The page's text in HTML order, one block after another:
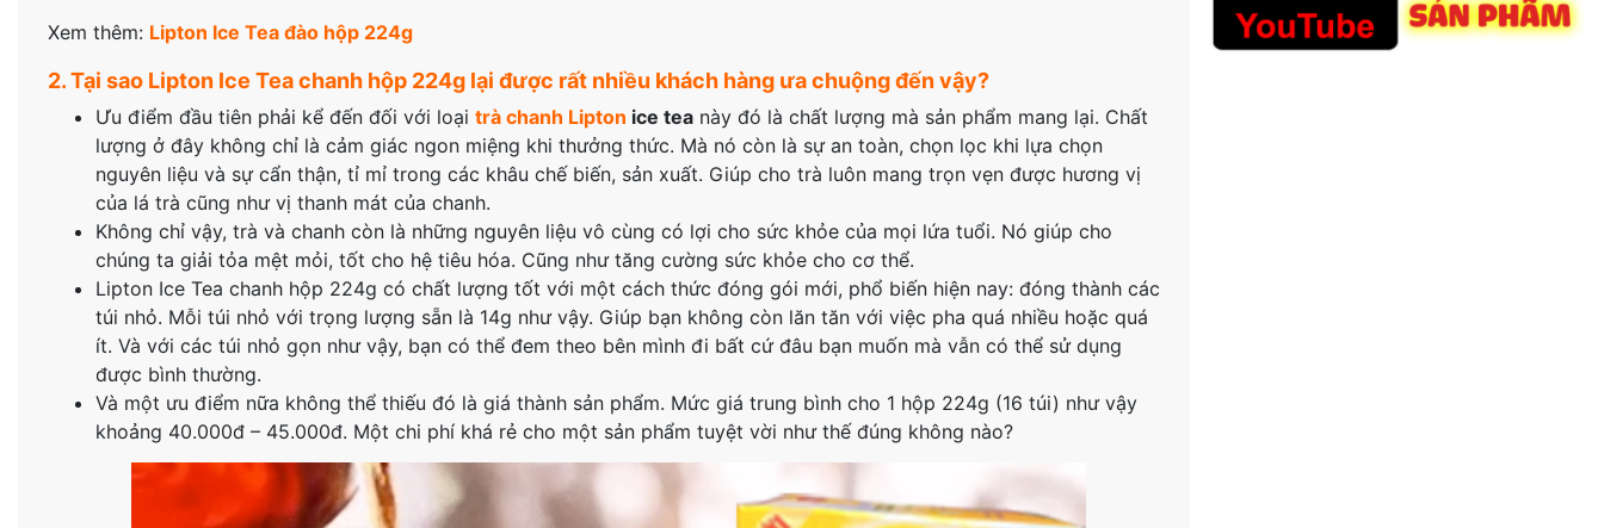
Xem thêm: Lipton Ice Tea đào hộp 224g
2. Tại sao Lipton Ice Tea chanh hộp 224g lại được rất nhiều khách hàng ưa chuộng đến vậy?
Ưu điểm đầu tiên phải kể đến đối với loại trà chanh Lipton ice teanày đó là chất lượng mà sản phẩm mang lại. Chất
lượng ở đây không chỉ là cảm giác ngon miệng khi thưởng thức. Mà nó còn là sự an toàn, chọn lọc khi lựa chọn
nguyên liệu và sự cẩn thận, tỉ mỉ trong các khâu chế biến, sản xuất. Giúp cho trà luôn mang trọn vẹn được hương vị
của lá trà cũng như vị thanh mát của chanh.
Không chỉ vậy, trà và chanh còn là những nguyên liệu vô cùng có lợi cho sức khỏe của mọi lứa tuổi. Nó giúp cho
chúng ta giải tỏa mệt mỏi, tốt cho hệ tiêu hóa. Cũng như tăng cường sức khỏe cho cơ thể.
Lipton Ice Tea chanh hộp 224g có chất lượng tốt với một cách thức đóng gói mới, phổ biến hiện nay: đóng thành các
túi nhỏ. Mỗi túi nhỏ với trọng lượng sẵn là 14g như vậy. Giúp bạn không còn lăn tăn với việc pha quá nhiều hoặc quá
ít. Và với các túi nhỏ gọn như vậy, bạn có thể đem theo bên mình đi bất cứ đâu bạn muốn mà vẫn có thể sử dụng
được bình thường.
Và một ưu điểm nữa không thể thiếu đó là giá thành sản phẩm. Mức giá trung bình cho 1 hộp 224g (16 túi) như vậy
khoảng 40.000đ – 45.000đ. Một chi phí khá rẻ cho một sản phẩm tuyệt vời như thế đúng không nào?